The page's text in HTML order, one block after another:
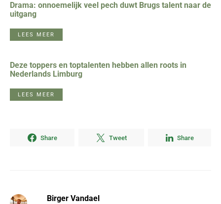
Drama: onnoemelijk veel pech duwt Brugs talent naar de
uitgang
LEES MEER
Deze toppers en toptalenten hebben allen roots in
Nederlands Limburg
LEES MEER
Share Tweet Share
Birger Vandael